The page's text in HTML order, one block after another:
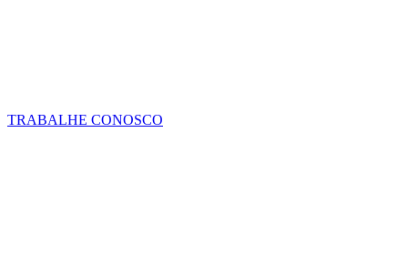
TRABALHE CONOSCO